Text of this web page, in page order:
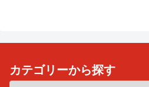
カテゴリーから探す